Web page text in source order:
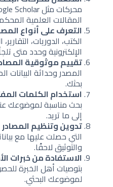
المقالات العلمية
التعرف على أنواع
الكتب، الدوريات،
الإلكترونية وحدد متى
تقييم موثوقية
المصدر وحداثة
بحثك.
استخدام الكلمات
بحث مناسبة لموضوعك
إلى ما تريد.
تدوين وتنظيم المصادر
التي حصلت عليها مع
والتوثيق لاحقًا.
الاستفادة من خبرات
بتوصيات أهل الخبرة
لموضوعك البحثي.